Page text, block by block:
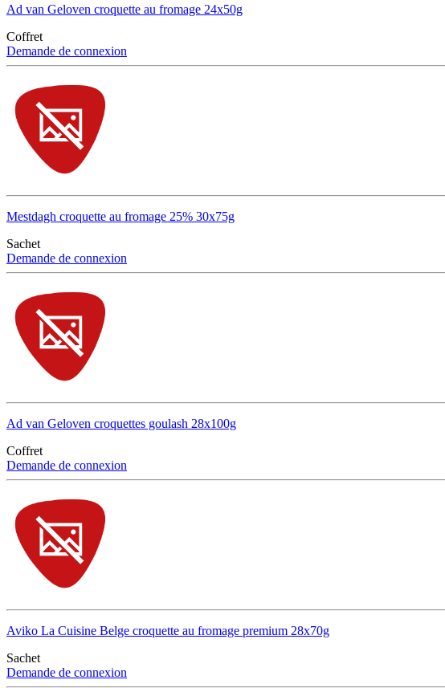
Ad van Geloven croquette au fromage 24x50g
Coffret
Demande de connexion
Mestdagh croquette au fromage 25% 30x75g
Sachet
Demande de connexion
Ad van Geloven croquettes goulash 28x100g
Coffret
Demande de connexion
Aviko La Cuisine Belge croquette au fromage premium 28x70g
Sachet
Demande de connexion